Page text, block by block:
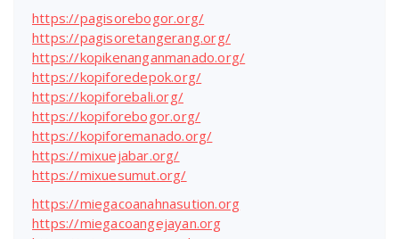
https://pagisorebogor.org/
https://pagisoretangerang.org/
https://kopikenanganmanado.org/
https://kopiforedepok.org/
https://kopiforebali.org/
https://kopiforebogor.org/
https://kopiforemanado.org/
https://mixuejabar.org/
https://mixuesumut.org/
https://miegacoanahnasution.org
https://miegacoangejayan.org